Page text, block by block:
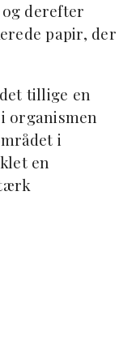
derefter
papir, der
tillige en
organismen
i
en